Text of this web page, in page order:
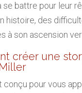
se battre pour leur
histoire, des
à son ascension
créer une
conçu pour vous